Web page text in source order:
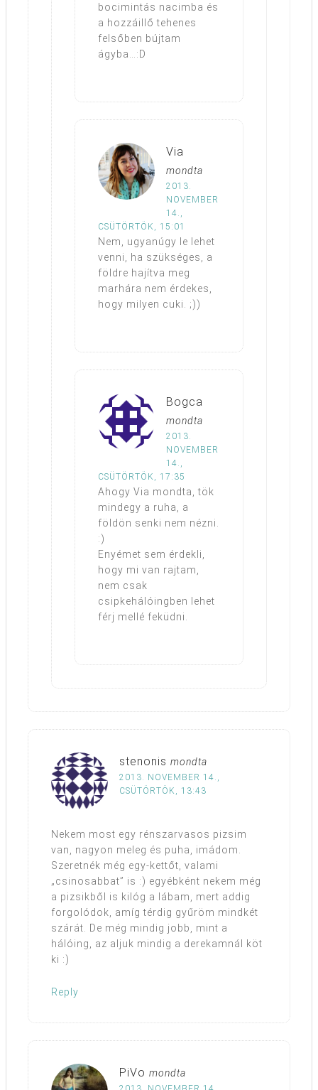
bocimintás nacimba és
a hozzáillő tehenes
felsőben bújtam
ágyba…:D
Via
mondta
2013.
NOVEMBER
14.,
CSÜTÖRTÖK, 15:01
Nem, ugyanúgy le lehet
venni, ha szükséges, a
földre hajítva meg
marhára nem érdekes,
hogy milyen cuki. ;))
Bogca
mondta
2013.
NOVEMBER
14.,
CSÜTÖRTÖK, 17:35
Ahogy Via mondta, tök
mindegy a ruha, a
földön senki nem nézni.
:)
Enyémet sem érdekli,
hogy mi van rajtam,
nem csak
csipkehálóingben lehet
férj mellé feküdni.
stenonis mondta
2013. NOVEMBER 14.,
CSÜTÖRTÖK, 13:43
Nekem most egy rénszarvasos pizsim
van, nagyon meleg és puha, imádom.
Szeretnék még egy-kettőt, valami
„csinosabbat” is :) egyébként nekem még
a pizsikből is kilóg a lábam, mert addig
forgolódok, amíg térdig gyűröm mindkét
szárát. De még mindig jobb, mint a
hálóing, az aljuk mindig a derekamnál köt
ki :)
Reply
PiVo mondta